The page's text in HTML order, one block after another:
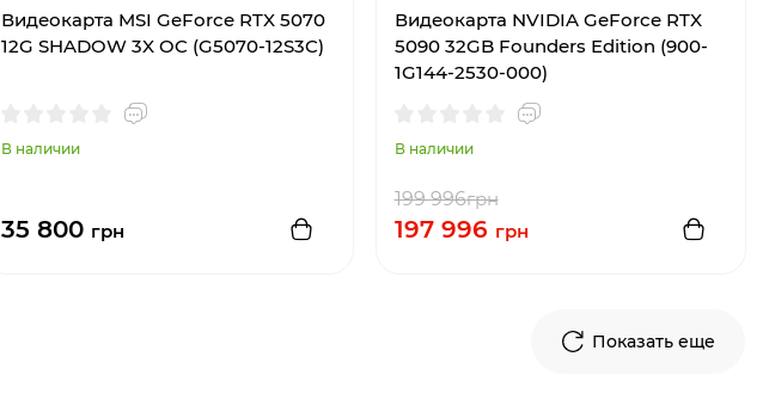
Видеокарта MSI GeForce RTX 5070
12G SHADOW 3X OC (G5070-12S3C)
В наличии
35 800 грн
Видеокарта NVIDIA GeForce RTX
5090 32GB Founders Edition (900-
1G144-2530-000)
В наличии
199 996грн
197 996 грн
Показать еще